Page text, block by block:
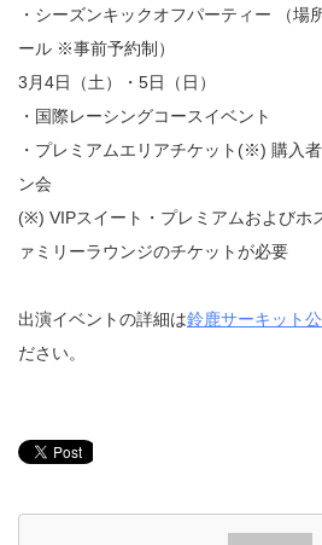
・シーズンキックオフパーティー （場
ール ※事前予約制）
3月4日（土）・5日（日）
・国際レーシングコースイベント
・プレミアムエリアチケット(※) 購入
ン会
(※) VIPスイート・プレミアムおよびホ
ァミリーラウンジのチケットが必要
出演イベントの詳細は鈴鹿サーキット
ださい。